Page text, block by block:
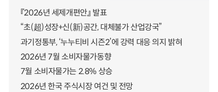
『2026년 세제개편안』 발표
“초(超)성장+신(新)공간, 대체불가 산업강국”
과기정통부, ‘누누티비 시즌2’에 강력 대응 의지 밝혀
2026년 7월 소비자물가동향
7월 소비자물가는 2.8% 상승
2026년 한국 주식시장 여건 및 전망